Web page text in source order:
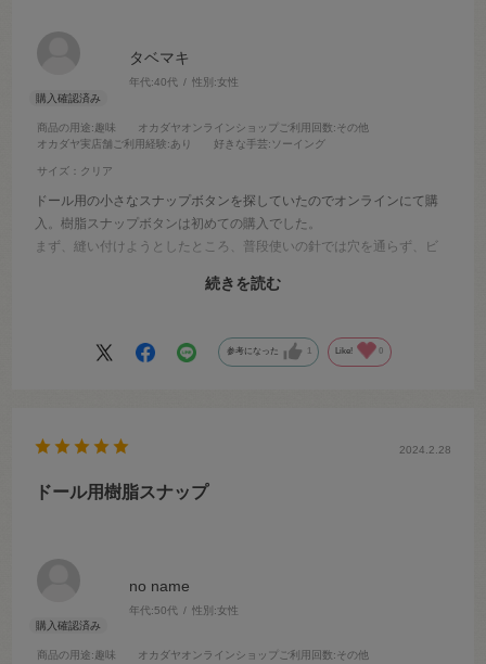
タベマキ
年代:40代 性別:女性
商品の用途:趣味 オカダヤオンラインショップご利用回数:その他
オカダヤ実店舗ご利用経験:あり 好きな手芸:ソーイング
サイズ：クリア
ドール用の小さなスナップボタンを探していたのでオンラインにて購
入。樹脂スナップボタンは初めての購入でした。
まず、縫い付けようとしたところ、普段使いの針では穴を通らず、ビ
マりません。はめたと思ってもすぐに外れます。そもそも、凹凸に入
るだけで固定はされないようです。動かすとすぐに外れます。
金属スナップボタンはパチッとハマって外れませんでした。私は絶対
続きを読む
参考になった 1 Like! 0
no name
年代:50代 性別:女性
商品の用途:趣味 オカダヤオンラインショップご利用回数:その他
2024.2.28
ドール用樹脂スナップ